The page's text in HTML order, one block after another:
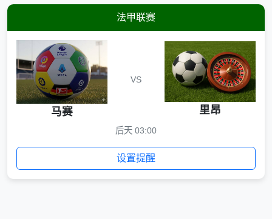
法甲联赛
马赛
VS
里昂
后天 03:00
设置提醒